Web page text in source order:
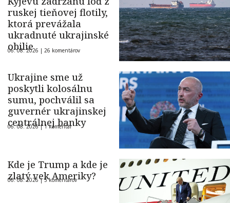
ruskej tieňovej flotily,
ktorá prevážala
ukradnuté ukrajinské
obilie
06. 08. 2026 | 26 komentárov
Ukrajine sme už
poskytli kolosálnu
sumu, pochválil sa
guvernér ukrajinskej
centrálnej banky
06. 08. 2026 |1 komentár
Kde je Trump a kde je
zlatý vek Ameriky?
06. 08. 2026 |5 komentárov